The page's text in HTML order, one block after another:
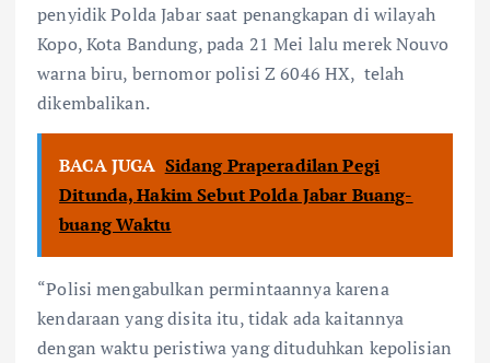
penyidik Polda Jabar saat penangkapan di wilayah
Kopo, Kota Bandung, pada 21 Mei lalu merek Nouvo
warna biru, bernomor polisi Z 6046 HX, telah
dikembalikan.
BACA JUGA Sidang Praperadilan Pegi
Ditunda, Hakim Sebut Polda Jabar Buang-
buang Waktu
“Polisi mengabulkan permintaannya karena
kendaraan yang disita itu, tidak ada kaitannya
dengan waktu peristiwa yang dituduhkan kepolisian